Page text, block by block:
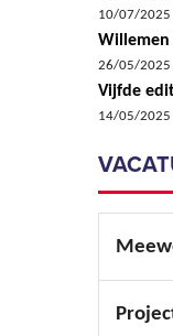
10/07/2025
26/05/2025
Vijfde
14/05/2025